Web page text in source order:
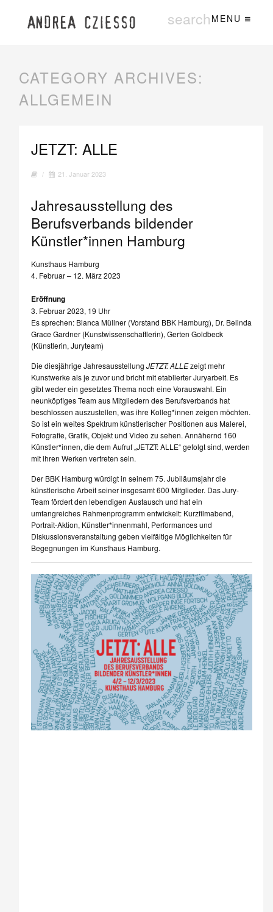
MENU
CATEGORY ARCHIVES:
ALLGEMEIN
JETZT: ALLE
/ 21. Januar 2023
Jahresausstellung des
Berufsverbands bildender
Künstler*innen Hamburg
Kunsthaus Hamburg
4. Februar – 12. März 2023
Eröffnung
3. Februar 2023, 19 Uhr
Es sprechen: Bianca Müllner (Vorstand BBK Hamburg), Dr. Belinda
Grace Gardner (Kunstwissenschaftlerin), Gerten Goldbeck
(Künstlerin, Juryteam)
Die diesjährige Jahresausstellung JETZT: ALLEzeigt mehr
Kunstwerke als je zuvor und bricht mit etablierter Juryarbeit. Es
gibt weder ein gesetztes Thema noch eine Vorauswahl. Ein
neunköpfiges Team aus Mitgliedern des Berufsverbands hat
beschlossen auszustellen, was ihre Kolleg*innen zeigen möchten.
So ist ein weites Spektrum künstlerischer Positionen aus Malerei,
Fotografie, Grafik, Objekt und Video zu sehen. Annähernd 160
Künstler*innen, die dem Aufruf „JETZT: ALLE“ gefolgt sind, werden
mit ihren Werken vertreten sein.
Der BBK Hamburg würdigt in seinem 75. Jubiläumsjahr die
künstlerische Arbeit seiner insgesamt 600 Mitglieder. Das Jury-
Team fördert den lebendigen Austausch und hat ein
umfangreiches Rahmenprogramm entwickelt: Kurzfilmabend,
Portrait-Aktion, Künstler*innenmahl, Performances und
Diskussionsveranstaltung geben vielfältige Möglichkeiten für
Begegnungen im Kunsthaus Hamburg.